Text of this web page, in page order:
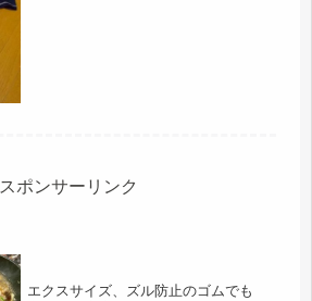
スポンサーリンク
エクスサイズ、ズル防止のゴムでも